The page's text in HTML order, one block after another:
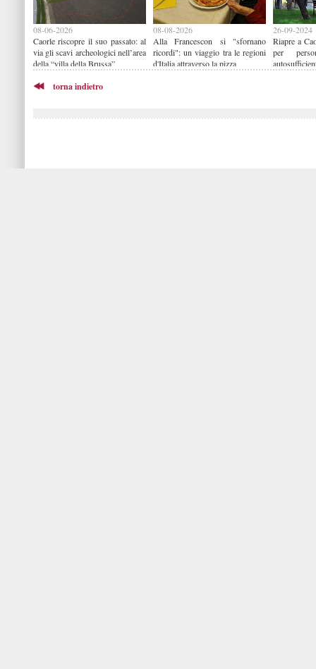
08-06-2026
Caorle riscopre il suo passato: al
via gli scavi archeologici nell’area
della “villa della Brussa”
08-08-2026
Alla Francescon si "sfornano
ricordi": un viaggio tra le regioni
d'Italia attraverso la pizza
26-09-2024
Riapre a
per
torna indietro